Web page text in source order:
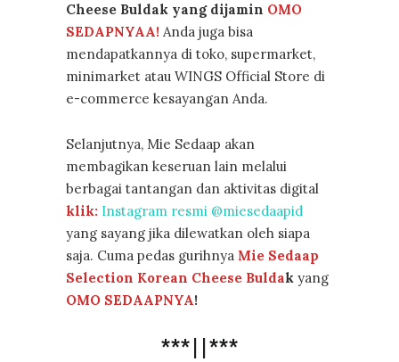
Cheese Buldak yang dijamin OMO
SEDAPNYAA! Anda juga bisa
mendapatkannya di toko, supermarket,
minimarket atau WINGS Official Store di
e-commerce kesayangan Anda.
Selanjutnya, Mie Sedaap akan
membagikan keseruan lain melalui
berbagai tantangan dan aktivitas digital
klik: Instagram resmi @miesedaapid
yang sayang jika dilewatkan oleh siapa
saja. Cuma pedas gurihnya Mie Sedaap
Selection Korean Cheese Buldak yang
OMO SEDAAPNYA!
***||***